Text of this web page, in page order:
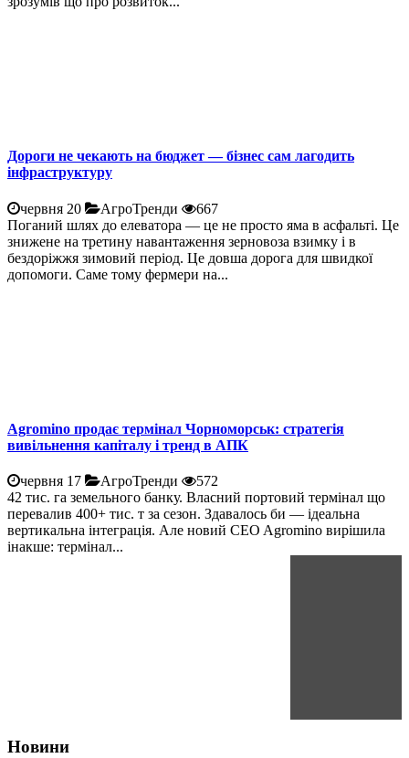
Дороги не чекають на бюджет — бізнес сам лагодить
інфраструктуру
червня 20 АгроТренди
667
Поганий шлях до елеватора — це не просто яма в асфальті. Це
знижене на третину навантаження зерновоза взимку і в
бездоріжжя зимовий період. Це довша дорога для швидкої
допомоги. Саме тому фермери на...
Agromino продає термінал Чорноморськ: стратегія
вивільнення капіталу і тренд в АПК
червня 17 АгроТренди
572
42 тис. га земельного банку. Власний портовий термінал що
перевалив 400+ тис. т за сезон. Здавалось би — ідеальна
вертикальна інтеграція. Але новий CEO Agromino вирішила
інакше: термінал...
Новини